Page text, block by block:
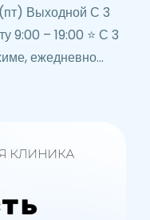
Выходной С 3
9:00 – 19:00 ⭐ С 3
ежедневно...